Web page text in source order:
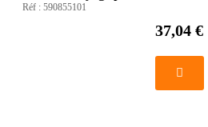
Réf : 590855101
37,04 €